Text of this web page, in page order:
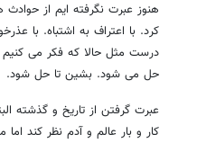
هنوز عبرت نگرفته ایم از
کرد. با اعتراف به اشتباه. با
درست مثل حالا که فکر می کنیم
حل می شود. بشین تا حل شود.
عبرت گرفتن از تاریخ و گذشته
کار و بار عالم و آدم نظر کند